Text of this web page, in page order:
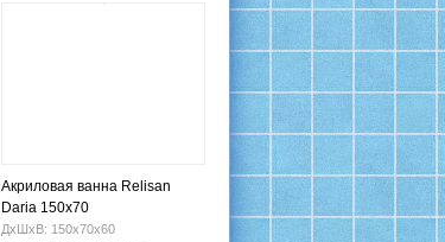
Акриловая ванна Relisan
Daria 150x70
ДхШхВ: 150х70х60